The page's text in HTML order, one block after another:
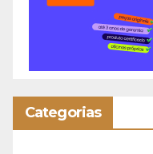
Categorias